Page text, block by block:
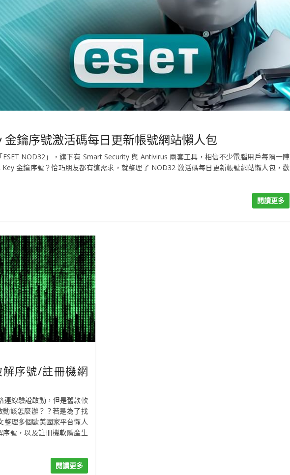
金鑰序號激活碼每日更新帳號網站懶人包
NOD32」，旗下有 Smart Security 與 Antivirus 兩套工具，相信不少電腦用戶每隔一陣
金鑰序號？恰巧朋友都有這需求，就整理了 NOD32 激活碼每日更新帳號網站懶人包，歡
閱讀更多
序號/註冊機網
連線驗證啟動，但是舊款軟
該怎麼辦？？若是為了找
整理多個歐美國家平台懶人
號，以及註冊機軟體產生
閱讀更多